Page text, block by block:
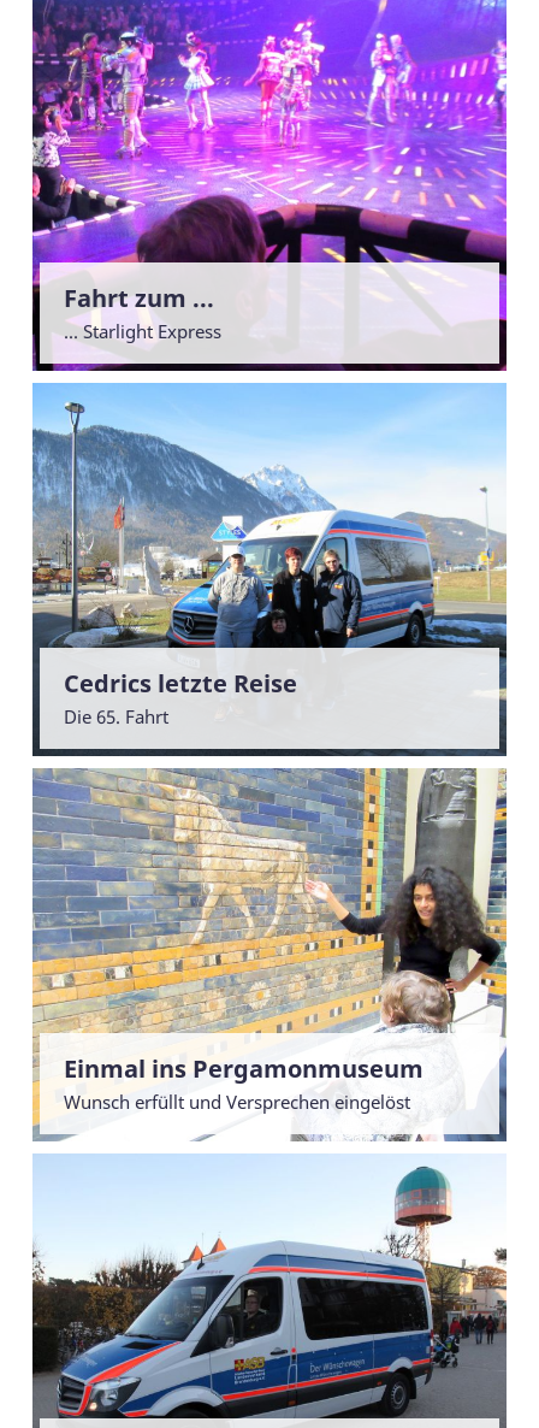
Fahrt zum ...
... Starlight Express
Cedrics letzte Reise
Die 65. Fahrt
Einmal ins Pergamonmuseum
Wunsch erfüllt und Versprechen eingelöst